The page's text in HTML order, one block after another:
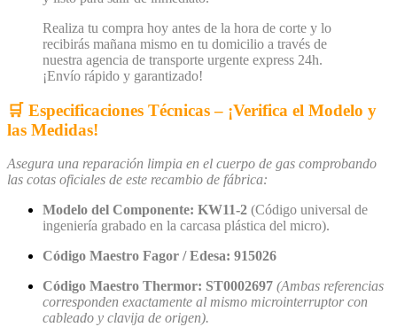
Realiza tu compra hoy antes de la hora de corte y lo
recibirás mañana mismo en tu domicilio a través de
nuestra agencia de transporte urgente express 24h.
¡Envío rápido y garantizado!
🛒 Especificaciones Técnicas – ¡Verifica el Modelo y
las Medidas!
Asegura una reparación limpia en el cuerpo de gas comprobando
las cotas oficiales de este recambio de fábrica:
Modelo del Componente: KW11-2 (Código universal de
ingeniería grabado en la carcasa plástica del micro).
Código Maestro Fagor / Edesa: 915026
Código Maestro Thermor: ST0002697 (Ambas referencias
corresponden exactamente al mismo microinterruptor con
cableado y clavija de origen).